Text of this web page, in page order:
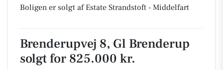
Boligen er solgt af Estate Strandstoft - Middelfart
Brenderupvej 8, Gl Brenderup
solgt for 825.000 kr.